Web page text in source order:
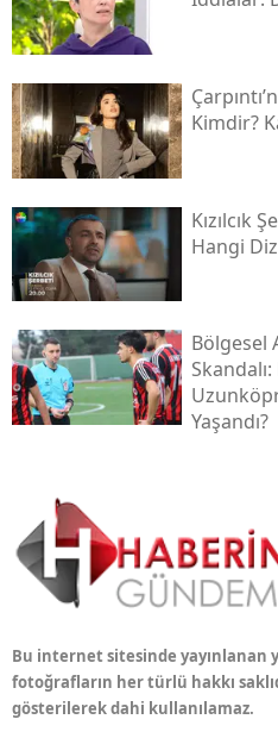
Kimdir?
Kızılcık
Hangi
Bölgesel
Yaşandı?
Bu internet sitesinde yayınlanan
fotoğrafların her türlü hakkı
gösterilerek dahi kullanılamaz.